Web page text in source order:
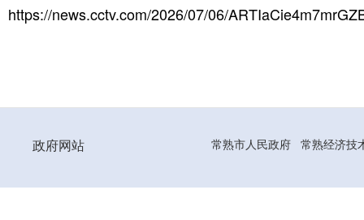
https://news.cctv.com/2026/07/06/
政府网站 常熟市人民政府 常熟经济技